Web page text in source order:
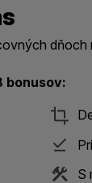
dňoch
bonusov:
S